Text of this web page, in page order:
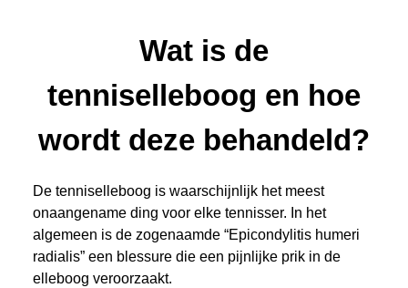
Wat is de
tenniselleboog en hoe
wordt deze behandeld?
De tenniselleboog is waarschijnlijk het meest
onaangename ding voor elke tennisser. In het
algemeen is de zogenaamde “Epicondylitis humeri
radialis” een blessure die een pijnlijke prik in de
elleboog veroorzaakt.